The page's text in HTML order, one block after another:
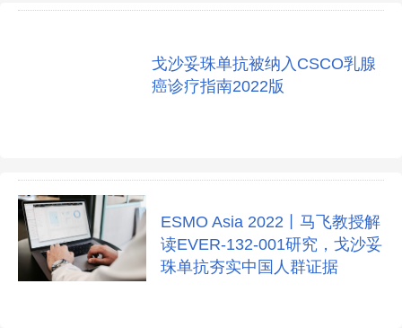
戈沙妥珠单抗被纳入CSCO乳腺
癌诊疗指南2022版
ESMO Asia 2022丨马飞教授解
读EVER-132-001研究，戈沙妥
珠单抗夯实中国人群证据